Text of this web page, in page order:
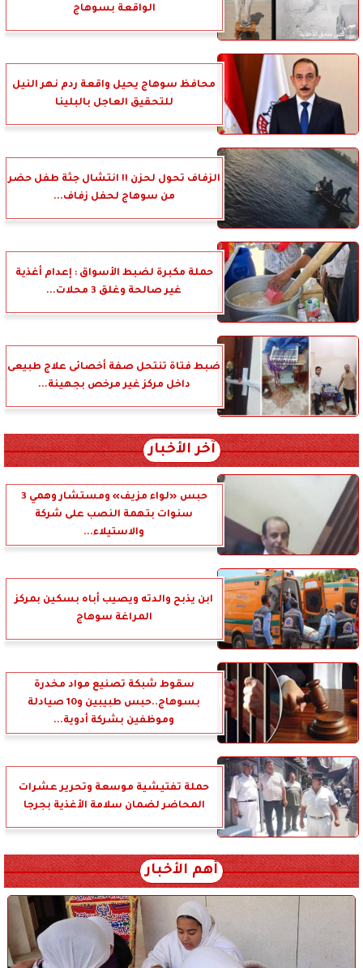
الواقعة بسوهاج
محافظ سوهاج يحيل واقعة ردم نهر النيل
للتحقيق العاجل بالبلينا
الزفاف تحول لحزن !! انتشال جثة طفل حضر
من سوهاج لحفل زفاف...
حملة مكبرة لضبط الأسواق : إعدام أغذية
غير صالحة وغلق 3 محلات...
ضبط فتاة تنتحل صفة أخصائى علاج طبيعى
داخل مركز غير مرخص بجهينة...
آخر الأخبار
حبس «لواء مزيف» ومستشار وهمي 3
سنوات بتهمة النصب على شركة
والاستيلاء...
ابن يذبح والدته ويصيب أباه بسكين بمركز
المراغة سوهاج
سقوط شبكة تصنيع مواد مخدرة
بسوهاج..حبس طبيبين و10 صيادلة
وموظفين بشركة أدوية...
حملة تفتيشية موسعة وتحرير عشرات
المحاضر لضمان سلامة الأغذية بجرجا
أهم الأخبار